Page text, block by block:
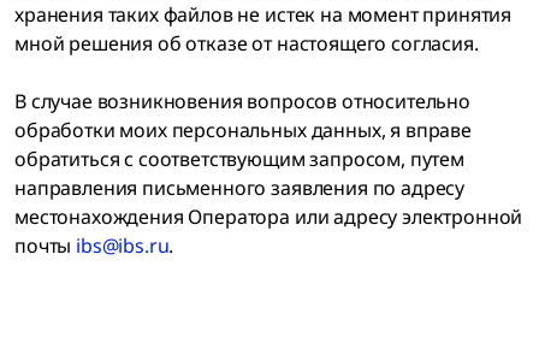
хранения таких файлов не истек на момент принятия
мной решения об отказе от настоящего согласия.
В случае возникновения вопросов относительно
обработки моих персональных данных, я вправе
обратиться с соответствующим запросом, путем
направления письменного заявления по адресу
местонахождения Оператора или адресу электронной
почты ibs@ibs.ru.